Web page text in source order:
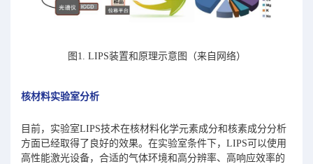
图1. LIPS装置和原理示意图（来自网络）
核材料实验室分析
目前，实验室LIPS技术在核材料化学元素成分和核素成分分析
方面已经取得了良好的效果。在实验室条件下，LIPS可以使用
高性能激光设备，合适的气体环境和高分辨率、高响应效率的